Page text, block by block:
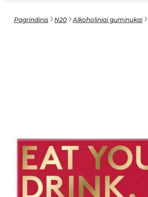
Pagrindinis N20 Alkoholiniai guminukai